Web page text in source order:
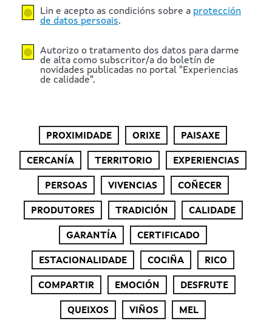
Lin e acepto as condicións sobre a protección
de datos persoais.
Autorizo o tratamento dos datos para darme
de alta como subscritor/a do boletín de
novidades publicadas no portal "Experiencias
de calidade".
PROXIMIDADE ORIXE PAISAXE
CERCANÍA TERRITORIO EXPERIENCIAS
PERSOAS VIVENCIAS COÑECER
PRODUTORES TRADICIÓN CALIDADE
GARANTÍA CERTIFICADO
ESTACIONALIDADE COCIÑA RICO
COMPARTIR EMOCIÓN DESFRUTE
QUEIXOS VIÑOS MEL